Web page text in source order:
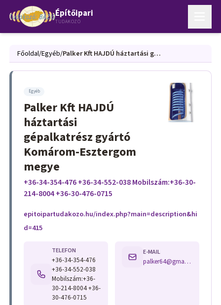
Építőipari
TUDAKOZÓ
Főoldal/Egyéb/ Palker Kft HAJDÚ háztartási gépalkatrész gyártó Komárom-Esztergom megye
Egyéb
Palker Kft HAJDÚ
háztartási
gépalkatrész gyártó
Komárom-Esztergom
megye
+36-34-354-476 +36-34-552-038 Mobilszám:+36-30-
214-8004 +36-30-476-0715
epitoipartudakozo.hu/index.php?main=description&hi
d=415
TELEFON
+36-34-354-476
+36-34-552-038
Mobilszám:+36-
30-214-8004 +36-
30-476-0715
E-MAIL
palker64@gmail.com